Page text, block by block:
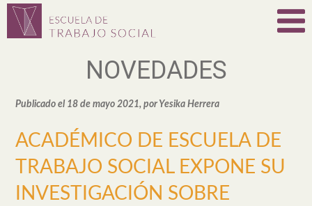
NOVEDADES
Publicado el 18 de mayo 2021, por Yesika Herrera
ACADÉMICO DE ESCUELA DE
TRABAJO SOCIAL EXPONE SU
INVESTIGACIÓN SOBRE